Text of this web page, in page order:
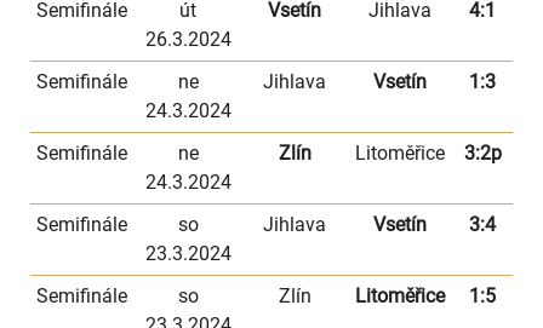
Semifinále
út
26.3.2024
Vsetín Jihlava 4:1
Semifinále
ne
24.3.2024
Jihlava Vsetín 1:3
Semifinále
ne
24.3.2024
Zlín Litoměřice 3:2p
Semifinále
so
23.3.2024
Jihlava Vsetín 3:4
Semifinále
so
Zlín Litoměřice 1:5